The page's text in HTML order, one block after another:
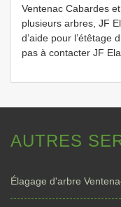
Ventenac Cabardes
plusieurs arbres, JF
d’aide pour l’étêtage
pas à contacter JF
AUTRES
Élagage d'arbre